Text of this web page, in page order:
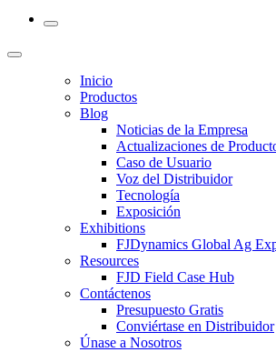
Inicio
Productos
Blog
Noticias de la Empresa
Actualizaciones de
Caso de Usuario
Voz del Distribuidor
Tecnología
Exposición
Exhibitions
FJDynamics Global Ag
Resources
FJD Field Case Hub
Contáctenos
Presupuesto Gratis
Conviértase en Distribuidor
Únase a Nosotros